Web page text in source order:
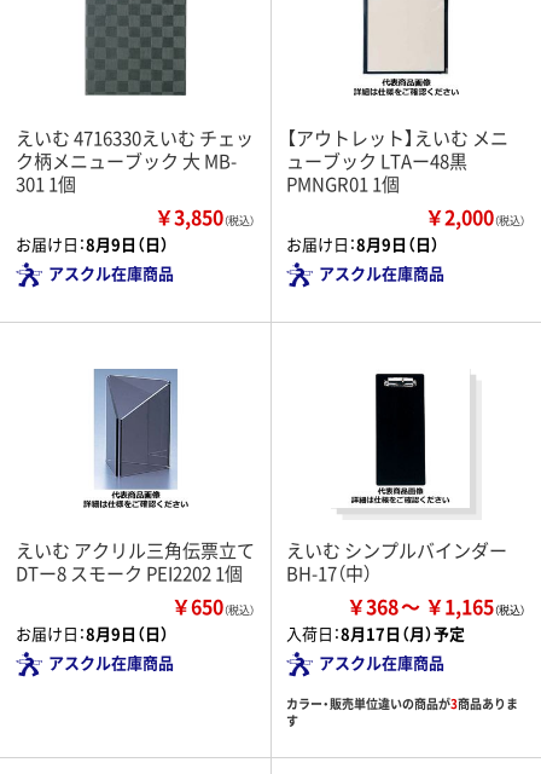
えいむ 4716330えいむ チェッ
ク柄メニューブック 大 MB-
301 1個
￥3,850（税込）
お届け日：8月9日（日）
アスクル在庫商品
【アウトレット】えいむ メニ
ューブック LTAー48黒
PMNGR01 1個
￥2,000（税込）
お届け日：8月9日（日）
アスクル在庫商品
えいむ アクリル三角伝票立て
DTー8 スモーク PEI2202 1個
￥650（税込）
お届け日：8月9日（日）
アスクル在庫商品
えいむ シンプルバインダー
BH-17（中）
￥368 ￥1,165
入荷日：8月17日（月）予定
アスクル在庫商品
カラー・販売単位違いの商品が3商品ありま
す